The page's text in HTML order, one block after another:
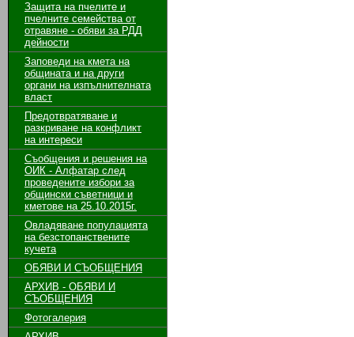
Защита на пчелите и
пчелните семейства от
отравяне - обяви за РДД
дейности
Заповеди на кмета на
общината и на други
органи на изпълнителната
власт
Предотвратяване и
разкриване на конфликт
на интереси
Съобщения и решения на
ОИК - Алфатар след
проведените избори за
общински съветници и
кметове на 25.10.2015г.
Овладяване популацията
на безстопанствените
кучета
ОБЯВИ И СЪОБЩЕНИЯ
АРХИВ - ОБЯВИ И
СЪОБЩЕНИЯ
Фотогалерия